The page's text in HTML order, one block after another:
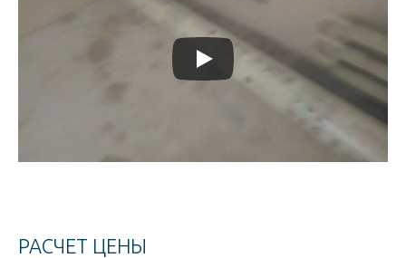
РАСЧЕТ ЦЕНЫ